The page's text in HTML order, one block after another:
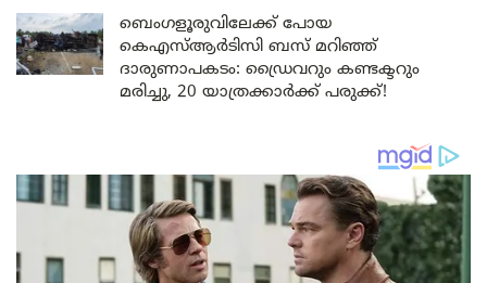
ബെംഗളൂരുവിലേക്ക് പോയ
കെഎസ്ആർടിസി ബസ് മറിഞ്ഞ്
ദാരുണാപകടം: ഡ്രൈവറും കണ്ടക്ടറും
മരിച്ചു, 20 യാത്രക്കാർക്ക് പരുക്ക്!